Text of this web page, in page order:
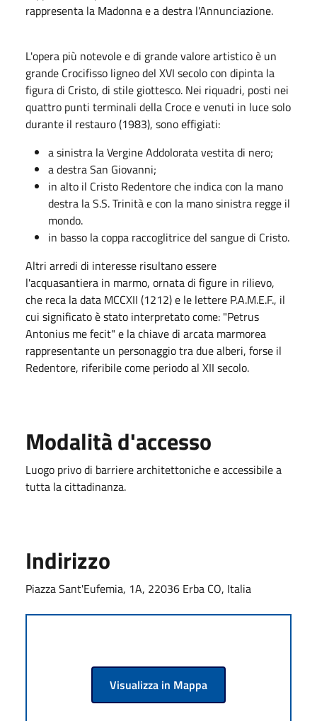
rappresenta la Madonna e a destra l'Annunciazione.
L'opera più notevole e di grande valore artistico è un
grande Crocifisso ligneo del XVI secolo con dipinta la
figura di Cristo, di stile giottesco. Nei riquadri, posti nei
quattro punti terminali della Croce e venuti in luce solo
durante il restauro (1983), sono effigiati:
a sinistra la Vergine Addolorata vestita di nero;
a destra San Giovanni;
in alto il Cristo Redentore che indica con la mano
destra la S.S. Trinità e con la mano sinistra regge il
mondo.
in basso la coppa raccoglitrice del sangue di Cristo.
Altri arredi di interesse risultano essere
l'acquasantiera in marmo, ornata di figure in rilievo,
che reca la data MCCXII (1212) e le lettere P.A.M.E.F., il
cui significato è stato interpretato come: "Petrus
Antonius me fecit" e la chiave di arcata marmorea
rappresentante un personaggio tra due alberi, forse il
Redentore, riferibile come periodo al XII secolo.
Modalità d'accesso
Luogo privo di barriere architettoniche e accessibile a
tutta la cittadinanza.
Indirizzo
Piazza Sant'Eufemia, 1A, 22036 Erba CO, Italia
Visualizza in Mappa